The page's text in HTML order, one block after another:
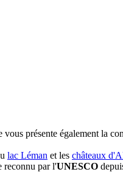
présente également la
lac Léman et les châteaux
reconnu par l'UNESCO